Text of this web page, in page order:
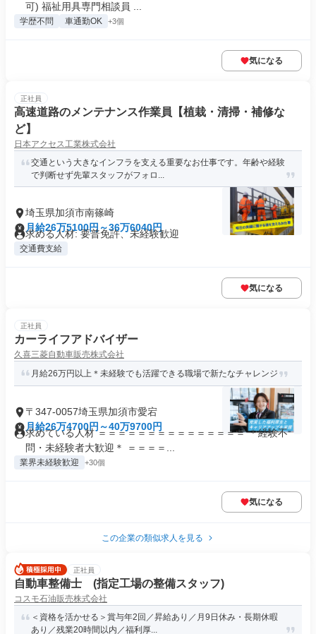
可) 福祉用具専門相談員 ...
学歴不問 車通勤OK +3個
気になる
正社員
高速道路のメンテナンス作業員【植栽・清掃・補修な
ど】
日本アクセス工業株式会社
交通という大きなインフラを支える重要なお仕事です。年齢や経験
で判断せず先輩スタッフがフォロ...
埼玉県加須市南篠崎
月給26万5100円～36万6040円
求める人材: 要普免許、未経験歓迎
交通費支給
気になる
正社員
カーライフアドバイザー
久喜三菱自動車販売株式会社
月給26万円以上＊未経験でも活躍できる職場で新たなチャレンジ
〒347-0057埼玉県加須市愛宕
月給26万4700円～40万9700円
求めている人材 ＝＝＝＝＝＝＝＝＝＝＝＝＝＝＝ ＊経験不
問・未経験者大歓迎＊ ＝＝＝＝...
業界未経験歓迎 +30個
気になる
この企業の類似求人を見る
正社員
自動車整備士 (指定工場の整備スタッフ)
コスモ石油販売株式会社
＜資格を活かせる＞賞与年2回／昇給あり／月9日休み・長期休暇
あり／残業20時間以内／福利厚...